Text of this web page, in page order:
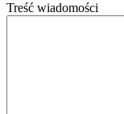
Treść wiadomości